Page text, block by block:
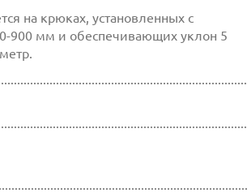
на крюках, установленных с
900 мм и обеспечивающих уклон 5